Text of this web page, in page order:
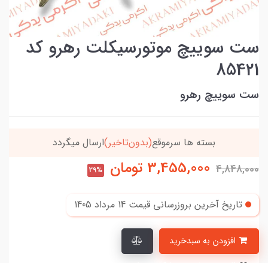
ست سوییچ موتورسیکلت رهرو کد
85421
ست سوییچ رهرو
خریدتو به5میلیون برسون،ارسالت‌رایگانه
4,848,000
3,455,000 تومان 29%
تاریخ آخرین بروزرسانی قیمت 14 مرداد 1405